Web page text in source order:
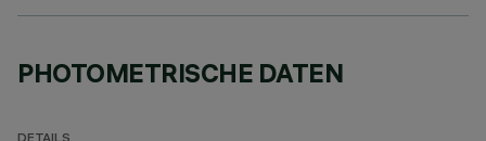
PHOTOMETRISCHE DATEN